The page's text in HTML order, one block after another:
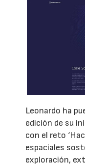
Leonardo ha
edición de su
con el reto
espaciales
exploración,